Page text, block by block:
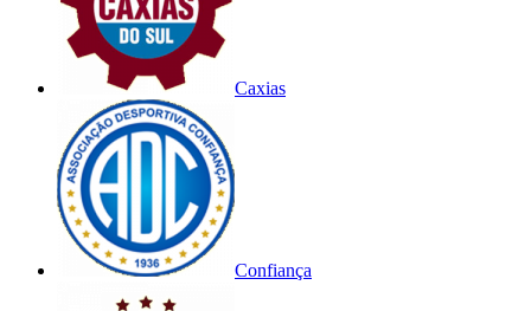
Caxias
Confiança